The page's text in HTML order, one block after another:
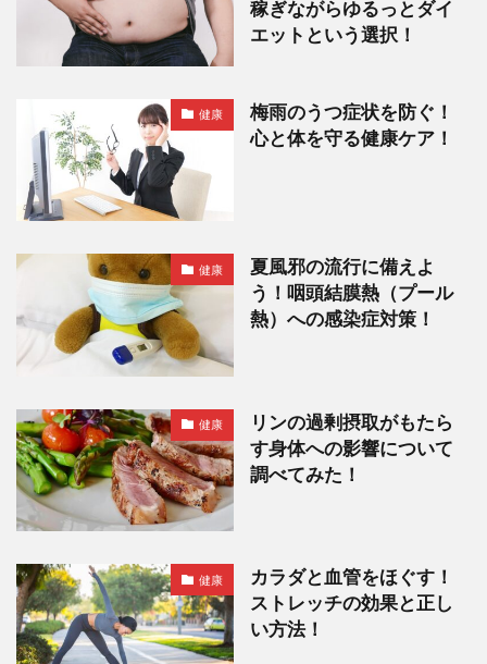
稼ぎながらゆるっとダイ
エットという選択！
健康
梅雨のうつ症状を防ぐ！
心と体を守る健康ケア！
健康
夏風邪の流行に備えよ
う！咽頭結膜熱（プール
熱）への感染症対策！
健康
リンの過剰摂取がもたら
す身体への影響について
調べてみた！
健康
カラダと血管をほぐす！
ストレッチの効果と正し
い方法！